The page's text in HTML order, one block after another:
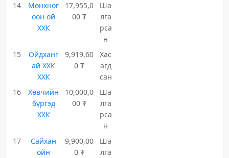
14
Мөнхног
оон ой
ХХК
17,955,0
00 ₮
Ша
лга
рса
н
15
Ойдханг
ай ХХК
ХХК
9,919,60
0 ₮
Хас
агд
сан
16
Хөвчийн
бүргэд
ХХК
10,000,0
00 ₮
Ша
лга
рса
н
17
Сайхан
ойн
9,900,00
0 ₮
Ша
лга